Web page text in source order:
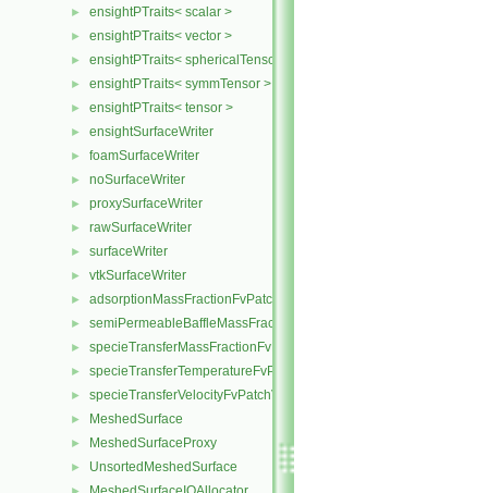
► ensightPTraits< scalar >
► ensightPTraits< vector >
► ensightPTraits< sphericalTensor >
► ensightPTraits< symmTensor >
► ensightPTraits< tensor >
► ensightSurfaceWriter
► foamSurfaceWriter
► noSurfaceWriter
► proxySurfaceWriter
► rawSurfaceWriter
► surfaceWriter
► vtkSurfaceWriter
► adsorptionMassFractionFvPatchScalarField
► semiPermeableBaffleMassFractionFvPatchScalarField
► specieTransferMassFractionFvPatchScalarField
► specieTransferTemperatureFvPatchScalarField
► specieTransferVelocityFvPatchVectorField
► MeshedSurface
► MeshedSurfaceProxy
► UnsortedMeshedSurface